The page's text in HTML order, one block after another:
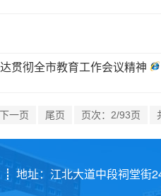
贯彻全市教育工作会议精神
下一页 尾页 页次：2/93页
地址：江北大道中段祠堂街